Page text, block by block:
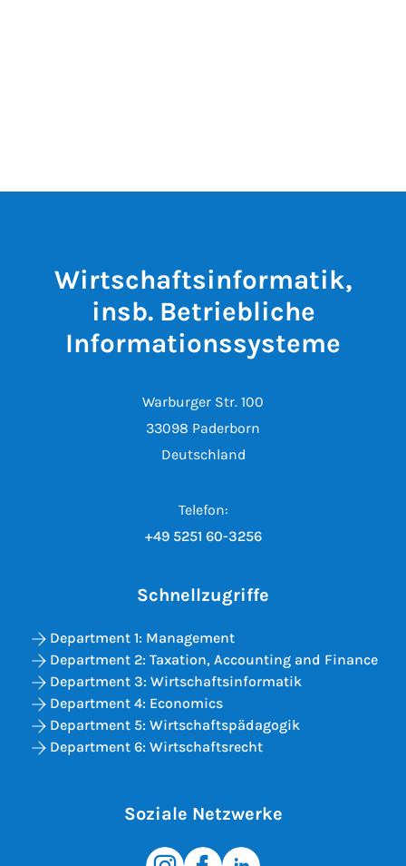
Wirtschaftsinformatik,
insb. Betriebliche
Informationssysteme
Warburger Str. 100
33098 Paderborn
Deutschland
Telefon:
+49 5251 60-3256
Schnellzugriffe
Department 1: Management
Department 2: Taxation, Accounting and Finance
Department 3: Wirtschaftsinformatik
Department 4: Economics
Department 5: Wirtschaftspädagogik
Department 6: Wirtschaftsrecht
Soziale Netzwerke